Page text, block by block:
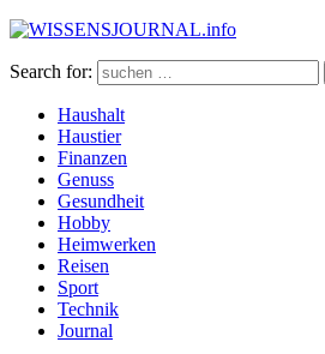
Search for:
Haushalt
Haustier
Finanzen
Genuss
Gesundheit
Hobby
Heimwerken
Reisen
Sport
Technik
Journal